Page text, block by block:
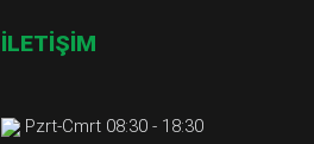
İLETİŞİM
Pzrt-Cmrt 08:30 - 18:30